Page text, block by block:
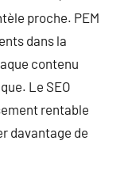
proche. PEM
dans la
contenu
Le SEO
rentable
davantage de